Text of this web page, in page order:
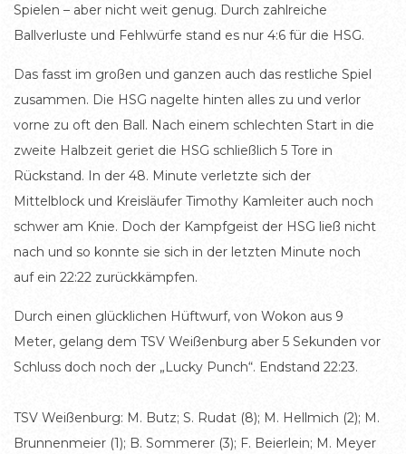
Spielen – aber nicht weit genug. Durch zahlreiche
Ballverluste und Fehlwürfe stand es nur 4:6 für die HSG.
Das fasst im großen und ganzen auch das restliche Spiel
zusammen. Die HSG nagelte hinten alles zu und verlor
vorne zu oft den Ball. Nach einem schlechten Start in die
zweite Halbzeit geriet die HSG schließlich 5 Tore in
Rückstand. In der 48. Minute verletzte sich der
Mittelblock und Kreisläufer Timothy Kamleiter auch noch
schwer am Knie. Doch der Kampfgeist der HSG ließ nicht
nach und so konnte sie sich in der letzten Minute noch
auf ein 22:22 zurückkämpfen.
Durch einen glücklichen Hüftwurf, von Wokon aus 9
Meter, gelang dem TSV Weißenburg aber 5 Sekunden vor
Schluss doch noch der „Lucky Punch“. Endstand 22:23.
TSV Weißenburg: M. Butz; S. Rudat (8); M. Hellmich (2); M.
Brunnenmeier (1); B. Sommerer (3); F. Beierlein; M. Meyer